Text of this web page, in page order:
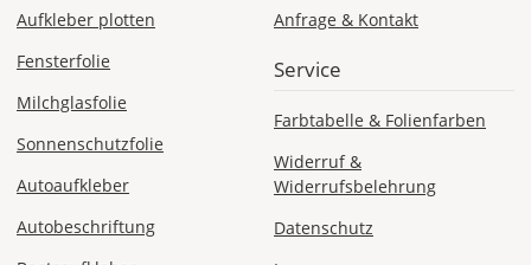
Economy
Deutschland
Di., 18.08. -
Aufkleber plotten
Fensterfolie
Milchglasfolie
Sonnenschutzfolie
Autoaufkleber
Autobeschriftung
Anfrage & Kontakt
Service
Farbtabelle & Folienfarben
Widerruf &
Widerrufsbelehrung
Datenschutz